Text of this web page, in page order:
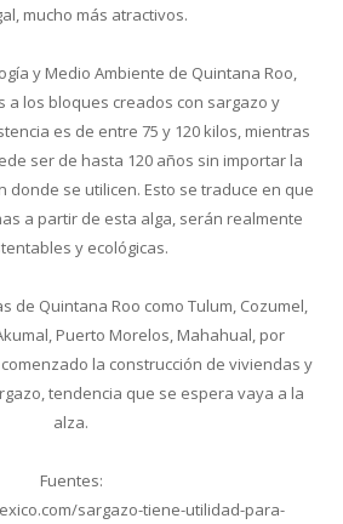
mucho más atractivos.
y Medio Ambiente de Quintana Roo,
a los bloques creados con sargazo y
es de entre 75 y 120 kilos, mientras
ser de hasta 120 años sin importar la
donde se utilicen. Esto se traduce en que
a partir de esta alga, serán realmente
y ecológicas.
de Quintana Roo como Tulum, Cozumel,
Puerto Morelos, Mahahual, por
la construcción de viviendas y
tendencia que se espera vaya a la
alza.
Fuentes:
sargazo-tiene-utilidad-para-